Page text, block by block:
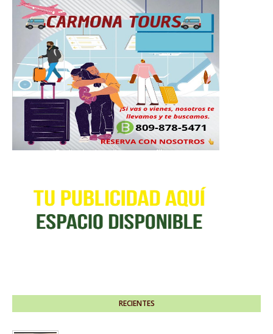
RECIENTES